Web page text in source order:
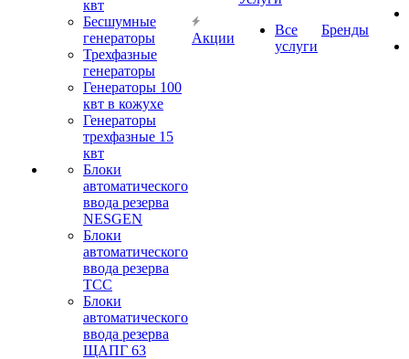
квт
Бесшумные
генераторы
Трехфазные
генераторы
Генераторы 100
квт в кожухе
Генераторы
трехфазные 15
квт
Блоки
автоматического
ввода резерва
NESGEN
Блоки
автоматического
ввода резерва
ТСС
Блоки
автоматического
ввода резерва
ЩАПГ 63
Акции
Все
услуги
Бренды